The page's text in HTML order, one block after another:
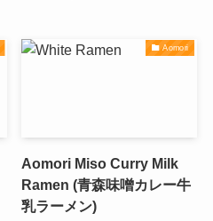
Aomori
Aomori Miso Curry Milk
Ramen (青森味噌カレー牛
乳ラーメン)